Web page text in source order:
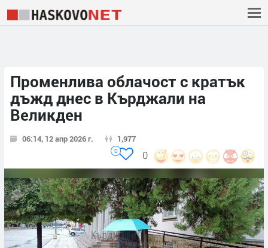
Променлива облачост с кратък
дъжд днес в Кърджали на
Великден
06:14, 12 апр 2026 г. 1,977
0
0